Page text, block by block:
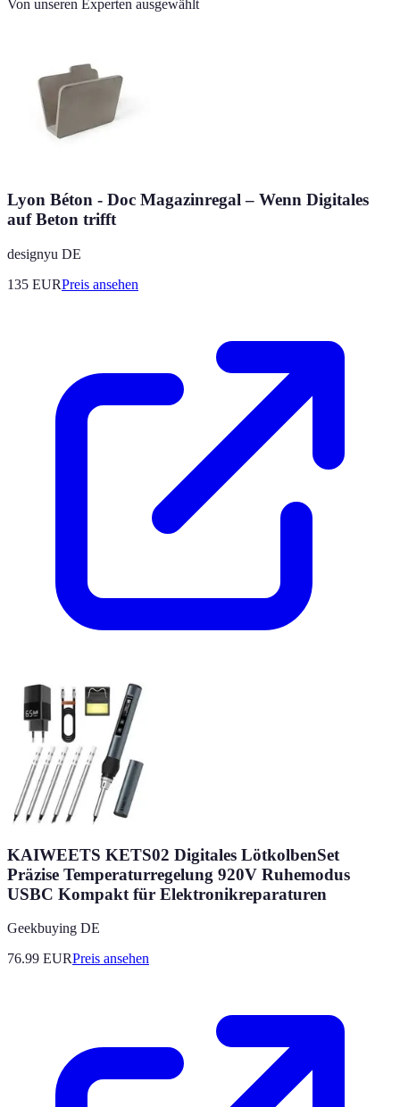
Von unseren Experten ausgewählt
Lyon Béton - Doc Magazinregal – Wenn Digitales
auf Beton trifft
designyu DE
135 EURPreis ansehen
KAIWEETS KETS02 Digitales LötkolbenSet
Präzise Temperaturregelung 920V Ruhemodus
USBC Kompakt für Elektronikreparaturen
Geekbuying DE
76.99 EURPreis ansehen